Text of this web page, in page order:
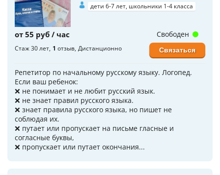
дети 6-7 лет, школьники 1-4 класса
от 55 руб / час
Стаж 30 лет 1 отзыв Дистанционно
Репетитор по начальному русскому языку. Логопед.
Если ваш ребенок:
❌ не понимает и не любит русский язык.
❌ не знает правил русского языка.
❌ знает правила русского языка, но пишет не
соблюдая их.
❌ путает или пропускает на письме гласные и
согласные буквы,
❌ пропускает или путает окончания...
Свободен
Связаться